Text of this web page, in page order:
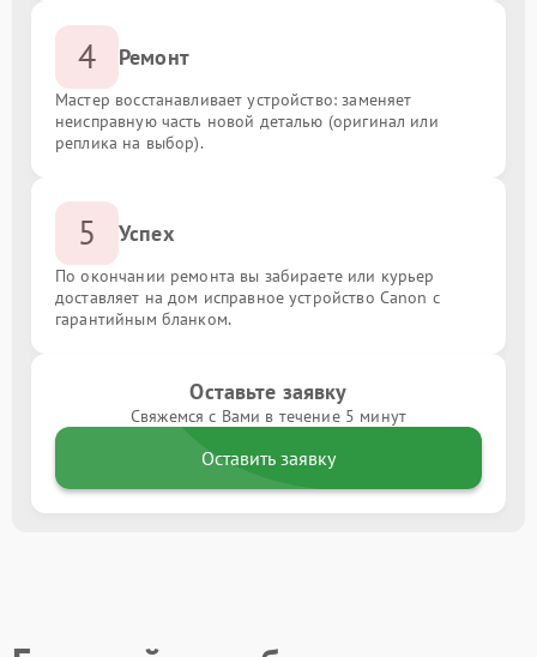
4 Ремонт
Мастер восстанавливает устройство: заменяет
неисправную часть новой деталью (оригинал или
реплика на выбор).
5 Успех
По окончании ремонта вы забираете или курьер
доставляет на дом исправное устройство Canon с
гарантийным бланком.
Оставьте заявку
Свяжемся с Вами в течение 5 минут
Оставить заявку